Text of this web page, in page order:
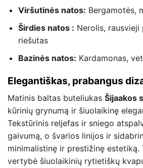
Viršutinės natos: Bergamotės,
Širdies natos : Nerolis,
riešutas
Bazinės natos: Kardamonas,
Elegantiškas, prabangus
Matinis baltas buteliukas Šijaakos
kūrinių grynumą ir šiuolaikinę
Tekstūrinis reljefas ir sniego
gaivumą, o švarios linijos ir
minimalistinę ir prestižinę
vertybė šiuolaikinių rytietiškų